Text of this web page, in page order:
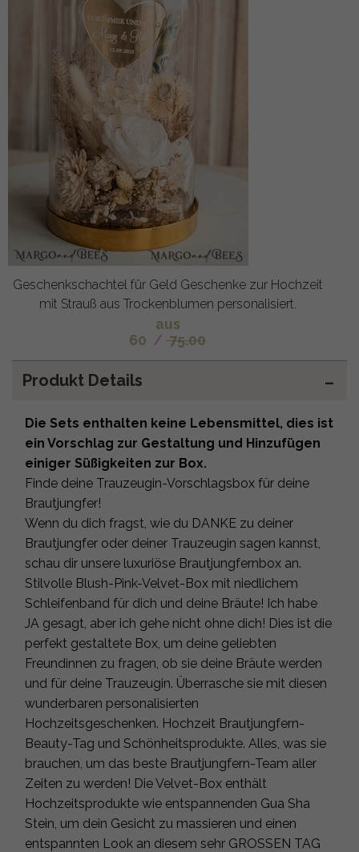
Geschenkschachtel für Geld Geschenke zur Hochzeit
mit Strauß aus Trockenblumen personalisiert.
aus
60 / 75.00
Produkt Details
Die Sets enthalten keine Lebensmittel, dies ist
ein Vorschlag zur Gestaltung und Hinzufügen
einiger Süßigkeiten zur Box.
Finde deine Trauzeugin-Vorschlagsbox für deine
Brautjungfer!
Wenn du dich fragst, wie du DANKE zu deiner
Brautjungfer oder deiner Trauzeugin sagen kannst,
schau dir unsere luxuriöse Brautjungfernbox an.
Stilvolle Blush-Pink-Velvet-Box mit niedlichem
Schleifenband für dich und deine Bräute! Ich habe
JA gesagt, aber ich gehe nicht ohne dich! Dies ist die
perfekt gestaltete Box, um deine geliebten
Freundinnen zu fragen, ob sie deine Bräute werden
und für deine Trauzeugin. Überrasche sie mit diesen
wunderbaren personalisierten
Hochzeitsgeschenken. Hochzeit Brautjungfern-
Beauty-Tag und Schönheitsprodukte. Alles, was sie
brauchen, um das beste Brautjungfern-Team aller
Zeiten zu werden! Die Velvet-Box enthält
Hochzeitsprodukte wie entspannenden Gua Sha
Stein, um dein Gesicht zu massieren und einen
entspannten Look an diesem sehr GROSSEN TAG